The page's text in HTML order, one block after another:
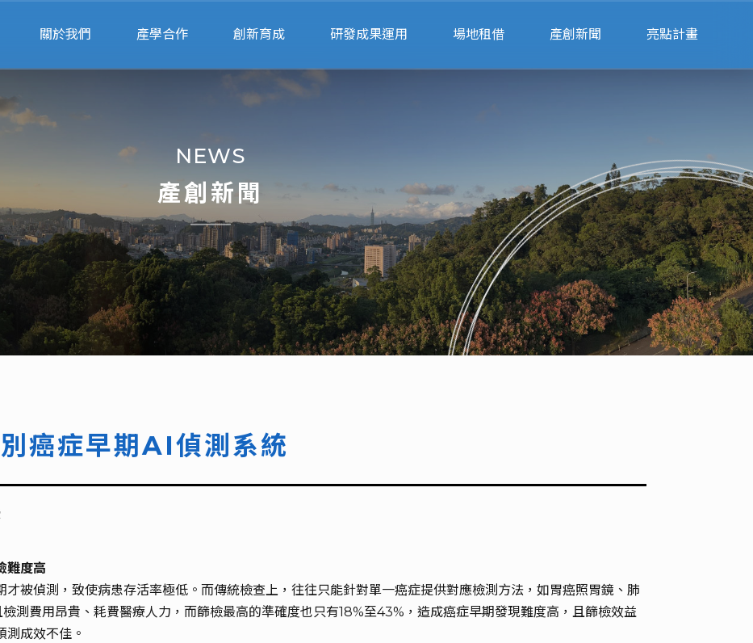
關於我們 產學合作
專利搜尋
專家媒合
計畫徵求
創新育成
申請進駐
研發成果運用
校園智財
法規表單
場地租借
場地預約系統
聯絡我們
產創新聞 亮點計畫
NEWS
產創新聞
別癌症早期AI偵測系統
難度高
被偵測，致使病患存活率極低。而傳統檢查上，往往只能針對單一癌症提供對應檢測方法，如胃癌照胃鏡、肺
測費用昂貴、耗費醫療人力，而篩檢最高的準確度也只有18%至43%，造成癌症早期發現難度高，且篩檢效益
測成效不佳。